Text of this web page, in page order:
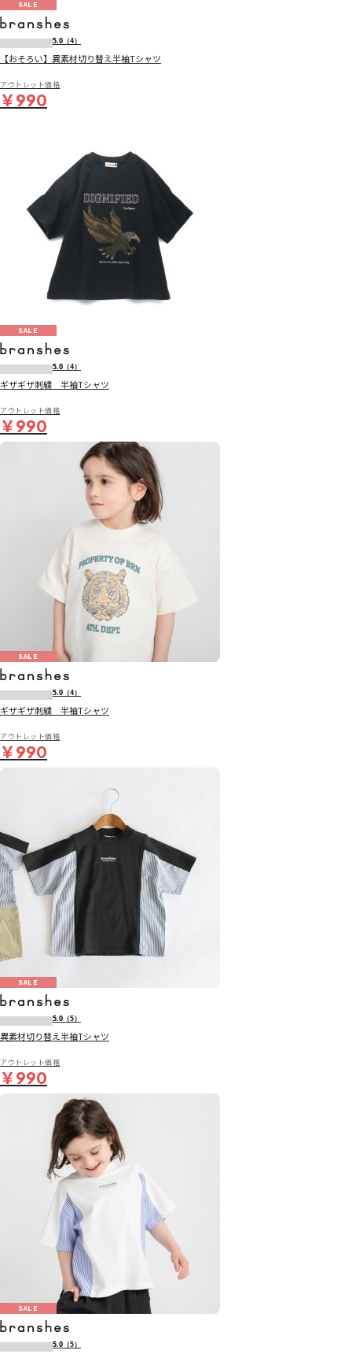
SALE
5.0 （4）
【おそろい】異素材切り替え半袖Tシャツ
アウトレット価格
￥990
SALE
5.0 （4）
ギザギザ刺繍 半袖Tシャツ
アウトレット価格
￥990
SALE
5.0 （4）
ギザギザ刺繍 半袖Tシャツ
アウトレット価格
￥990
SALE
5.0 （5）
異素材切り替え半袖Tシャツ
アウトレット価格
￥990
SALE
5.0 （5）